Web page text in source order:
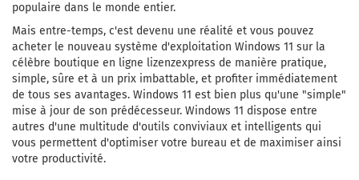
populaire dans le monde entier.
Mais entre-temps, c'est devenu une réalité et vous pouvez
acheter le nouveau système d'exploitation Windows 11 sur la
célèbre boutique en ligne lizenzexpress de manière pratique,
simple, sûre et à un prix imbattable, et profiter immédiatement
de tous ses avantages. Windows 11 est bien plus qu'une "simple"
mise à jour de son prédécesseur. Windows 11 dispose entre
autres d'une multitude d'outils conviviaux et intelligents qui
vous permettent d'optimiser votre bureau et de maximiser ainsi
votre productivité.